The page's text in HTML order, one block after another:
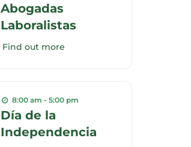
Abogadas
Laboralistas
Find out more
8:00 am - 5:00 pm
Día de la
Independencia